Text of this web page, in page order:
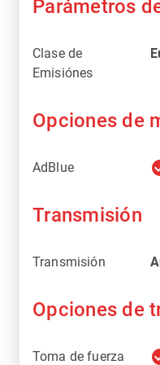
Parámetros
Clase de
Emisiónes
Opciones de
AdBlue
Transmisión
Transmisión
Opciones de
Toma de fuerza